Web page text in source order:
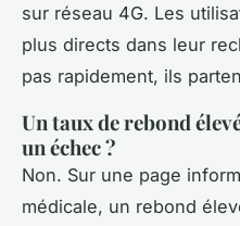
sur réseau 4G. Les
plus directs dans leur
pas rapidement, ils
Un taux de rebond
un échec ?
Non. Sur une page
médicale, un rebond